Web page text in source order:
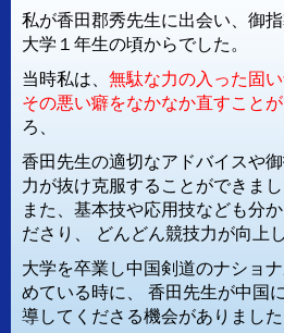
私が香田郡秀先生に出会い、御
大学１年生の頃からでした。
当時私は、 無駄な力の入った固
その悪い癖をなかなか直すこと
ろ、
香田先生の適切なアドバイスや
力が抜け克服することができまし
また、基本技や応用技なども分
ださり、
どんどん競技力が向上
大学を卒業し中国剣道のナショ
めている時に、
香田先生が中国
導してくださる機会がありました